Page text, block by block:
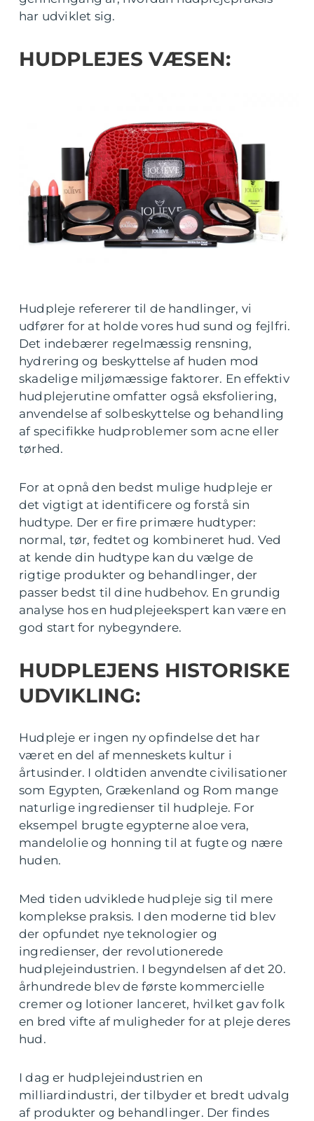
har udviklet sig.
HUDPLEJES VÆSEN:
Hudpleje refererer til de handlinger, vi
udfører for at holde vores hud sund og fejlfri.
Det indebærer regelmæssig rensning,
hydrering og beskyttelse af huden mod
skadelige miljømæssige faktorer. En effektiv
hudplejerutine omfatter også eksfoliering,
anvendelse af solbeskyttelse og behandling
af specifikke hudproblemer som acne eller
tørhed.
For at opnå den bedst mulige hudpleje er
det vigtigt at identificere og forstå sin
hudtype. Der er fire primære hudtyper:
normal, tør, fedtet og kombineret hud. Ved
at kende din hudtype kan du vælge de
rigtige produkter og behandlinger, der
passer bedst til dine hudbehov. En grundig
analyse hos en hudplejeekspert kan være en
god start for nybegyndere.
HUDPLEJENS HISTORISKE
UDVIKLING:
Hudpleje er ingen ny opfindelse det har
været en del af menneskets kultur i
årtusinder. I oldtiden anvendte civilisationer
som Egypten, Grækenland og Rom mange
naturlige ingredienser til hudpleje. For
eksempel brugte egypterne aloe vera,
mandelolie og honning til at fugte og nære
huden.
Med tiden udviklede hudpleje sig til mere
komplekse praksis. I den moderne tid blev
der opfundet nye teknologier og
ingredienser, der revolutionerede
hudplejeindustrien. I begyndelsen af det 20.
århundrede blev de første kommercielle
cremer og lotioner lanceret, hvilket gav folk
en bred vifte af muligheder for at pleje deres
hud.
I dag er hudplejeindustrien en
milliardindustri, der tilbyder et bredt udvalg
af produkter og behandlinger. Der findes